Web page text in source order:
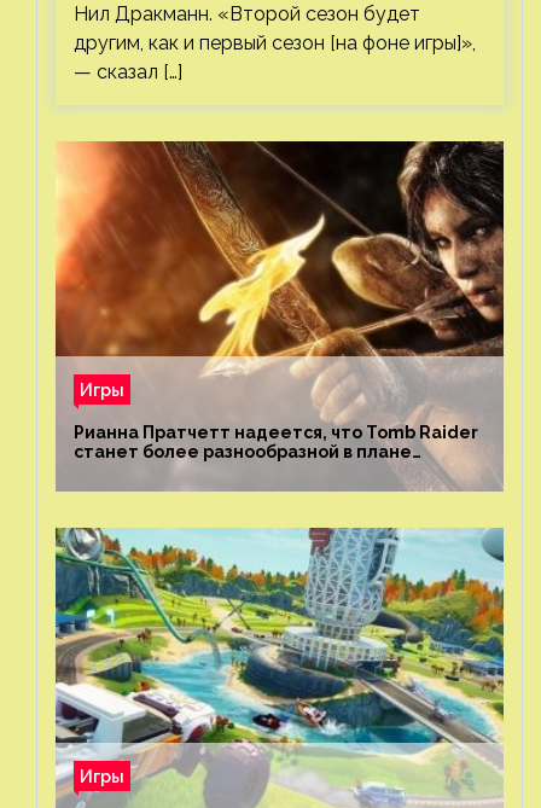
Нил Дракманн. «Второй сезон будет
другим, как и первый сезон [на фоне игры]»,
— сказал […]
Игры
Рианна Пратчетт надеется, что Tomb Raider
станет более разнообразной в плане
репрезентации
Игры